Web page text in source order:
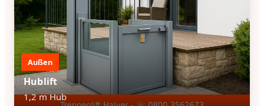
Außen
Hublift
1,2 m Hub